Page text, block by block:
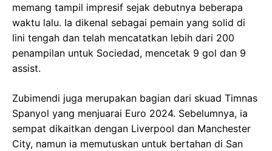
memang tampil impresif sejak debutnya beberapa
waktu lalu. Ia dikenal sebagai pemain yang solid di
lini tengah dan telah mencatatkan lebih dari 200
penampilan untuk Sociedad, mencetak 9 gol dan 9
assist.
Zubimendi juga merupakan bagian dari skuad Timnas
Spanyol yang menjuarai Euro 2024. Sebelumnya, ia
sempat dikaitkan dengan Liverpool dan Manchester
City, namun ia memutuskan untuk bertahan di San